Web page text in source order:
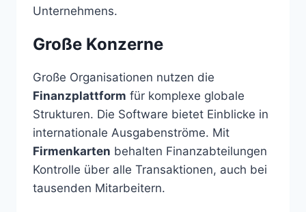
Unternehmens.
Große Konzerne
Große Organisationen nutzen die
Finanzplattform für komplexe globale
Strukturen. Die Software bietet Einblicke in
internationale Ausgabenströme. Mit
Firmenkarten behalten Finanzabteilungen
Kontrolle über alle Transaktionen, auch bei
tausenden Mitarbeitern.